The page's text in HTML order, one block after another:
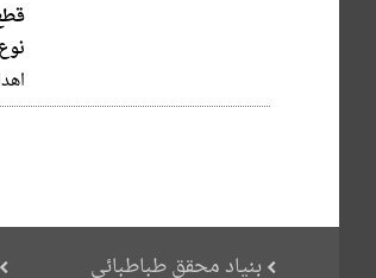
بنیاد محقق طباطبائی